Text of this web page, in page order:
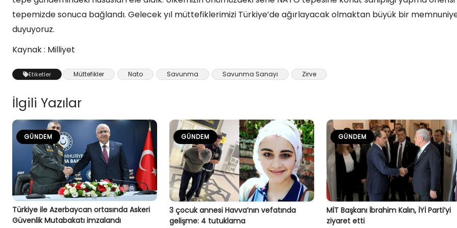
tepemizde sonuca bağlandı. Gelecek yıl müttefiklerimizi Türkiye’de ağırlayacak olmaktan büyük bir
duyuyoruz.
Kaynak : Milliyet
Etiketler Müttefikler Nato Savunma Savunma Sanayi Zirve
İlgili Yazılar
GÜNDEM
Türkiye ile Azerbaycan ortasında Askeri
Güvenlik Mutabakatı imzalandı
GÜNDEM
3 çocuk annesi Havva’nın vefatında
gelişme: 4 tutuklama
GÜNDEM
MİT Başkanı İbrahim Kalın, İYİ Parti’yi
ziyaret etti